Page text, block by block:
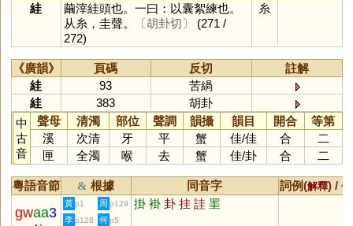
絓
繭滓絓頭也。一曰：以囊絮練也。
从糸，圭聲。
〔胡卦切〕
(271 /
272)
糸
《廣韻》 頁碼 反切
註解
絓
93
苦緺
絓
383
胡卦
中
古
音
聲母 清濁 部位 聲調 韻攝 韻目 開合
等第
溪
次清 牙 平 蟹 佳/佳 合
二
匣
全濁 喉 去 蟹 佳/卦 合 二
粵語音節 & 根據 同音字 詞例(解釋) /
gwaa3
黃 p1 周 p129 掛 褂 卦 挂 詿 罣
李 p128 何 p5